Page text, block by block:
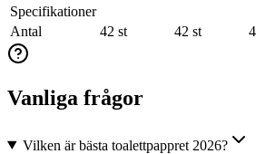
Specifikationer
Antal
42 st 42 st
Vanliga frågor
Vilken är bästa toalettpappret 2026?